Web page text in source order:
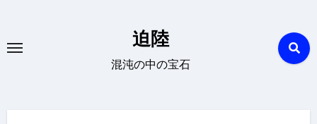
を
迫陸
混沌の中の宝石